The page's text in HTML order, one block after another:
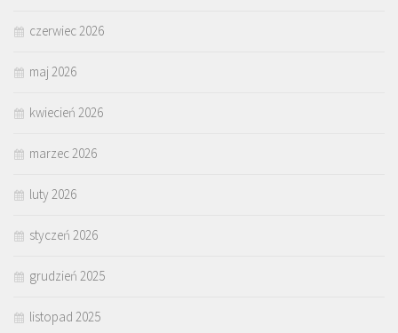
czerwiec 2026
maj 2026
kwiecień 2026
marzec 2026
luty 2026
styczeń 2026
grudzień 2025
listopad 2025